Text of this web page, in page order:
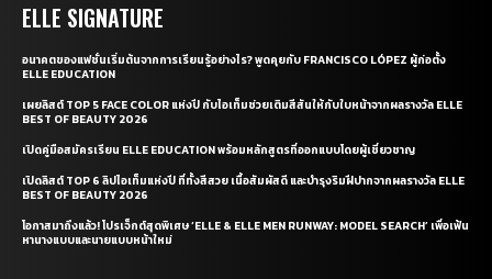
ELLE SIGNATURE
อนาคตของแฟชั่นเริ่มต้นจากการเรียนรู้อย่างไร? พูดคุยกับ FRANCISCO LÓPEZ ผู้ก่อตั้ง
ELLE EDUCATION
เผยลิสต์ TOP 5 FACE COLOR แห่งปี กับไอเท็มช่วยเติมสีสันให้กับใบหน้าจากผลรางวัล ELLE
BEST OF BEAUTY 2026
เปิดคู่มือสมัครเรียน ELLE EDUCATION พร้อมหลักสูตรที่ออกแบบโดยผู้เชี่ยวชาญ
เปิดลิสต์ TOP 6 ลิปไอเท็มแห่งปี ที่ทั้งสีสวย เนื้อสัมผัสดี และบำรุงริมฝีปากจากผลรางวัล ELLE
BEST OF BEAUTY 2026
โอกาสมาถึงแล้ว! โปรเจ็กต์สุดพิเศษ ‘ELLE & ELLE MEN RUNWAY: MODEL SEARCH’ เพื่อเฟ้น
หานางแบบและนายแบบหน้าใหม่